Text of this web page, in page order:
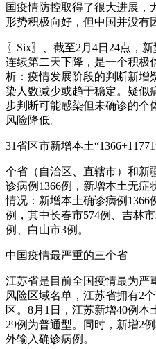
国疫情防控取得了很大进展，
形势积极向好，但中国并没有
〖Six〗、截至2月4日24点，
连续第二天下降，是一个积极
析：疫情发展阶段的判断新增
染人数减少或趋于稳定。疑似
步判断可能感染但未确诊的个
风险降低。
31省区市新增本土
个省（自治区、直辖市）和新
诊病例1366例，新增本土无症
情况：新增本土确诊病例1366
例，其中长春市574例、吉林
例、白山市3例。
中国疫情最严重的三个省
江苏省是目前全国疫情最为严
风险区域名单，江苏省拥有2
区。8月1日，江苏新增40例本
29例为普通型。同时，新增2
外输入确诊病例。